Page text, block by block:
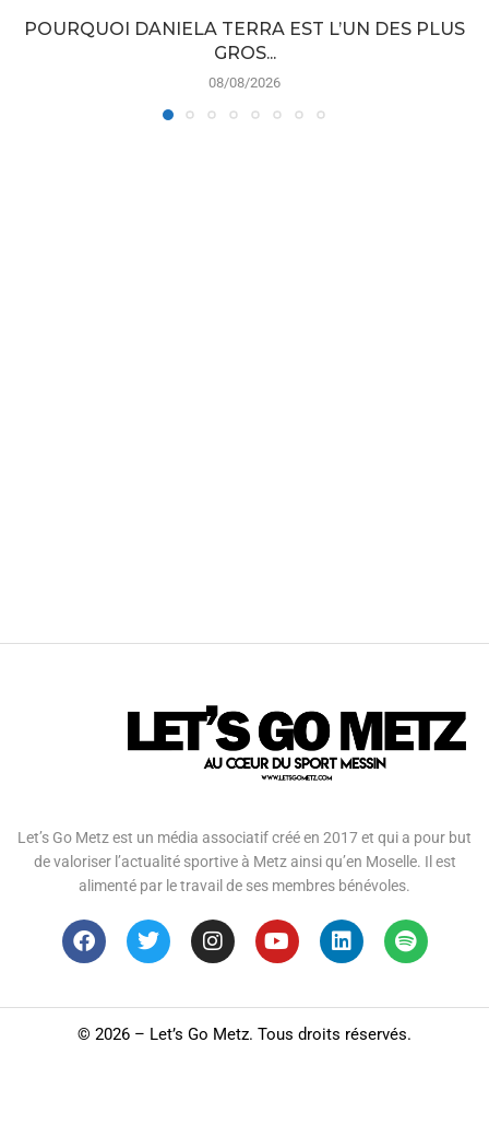
POURQUOI DANIELA TERRA EST L’UN DES PLUS
GROS...
08/08/2026
Let’s Go Metz est un média associatif créé en 2017 et qui a pour but
de valoriser l’actualité sportive à Metz ainsi qu’en Moselle. Il est
alimenté par le travail de ses membres bénévoles.
© 2026 – Let’s Go Metz. Tous droits réservés.